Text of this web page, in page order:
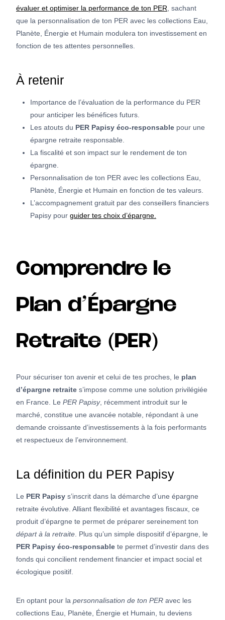
évaluer et optimiser la performance de ton PER , sachant
que la personnalisation de ton PER avec les collections Eau,
Planète, Énergie et Humain modulera ton investissement en
fonction de tes attentes personnelles.
À retenir
Importance de l’évaluation de la performance du PER
pour anticiper les bénéfices futurs.
Les atouts du PER Papisy éco-responsable pour une
épargne retraite responsable.
La fiscalité et son impact sur le rendement de ton
épargne.
Personnalisation de ton PER avec les collections Eau,
Planète, Énergie et Humain en fonction de tes valeurs.
L’accompagnement gratuit par des conseillers financiers
Papisy pour guider tes choix d’épargne.
Comprendre le
Plan d’Épargne
Retraite (PER)
Pour sécuriser ton avenir et celui de tes proches, le plan
d’épargne retraite s’impose comme une solution privilégiée
en France. Le PER Papisy, récemment introduit sur le
marché, constitue une avancée notable, répondant à une
demande croissante d’investissements à la fois performants
et respectueux de l’environnement.
La définition du PER Papisy
Le PER Papisy s’inscrit dans la démarche d’une épargne
retraite évolutive. Alliant flexibilité et avantages fiscaux, ce
produit d’épargne te permet de préparer sereinement ton
départ à la retraite . Plus qu’un simple dispositif d’épargne, le
PER Papisy éco-responsable te permet d’investir dans des
fonds qui concilient rendement financier et impact social et
écologique positif.
En optant pour la personnalisation de ton PER avec les
collections Eau, Planète, Énergie et Humain, tu deviens